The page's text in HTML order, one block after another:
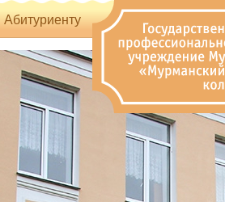
Абитуриенту